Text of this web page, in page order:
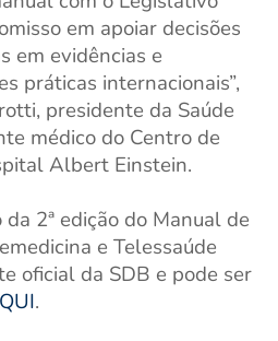
em apoiar decisões
em evidências e
práticas internacionais”,
presidente da Saúde
médico do Centro de
Albert Einstein.
2ª edição do Manual de
e Telessaúde
oficial da SDB e pode ser
.